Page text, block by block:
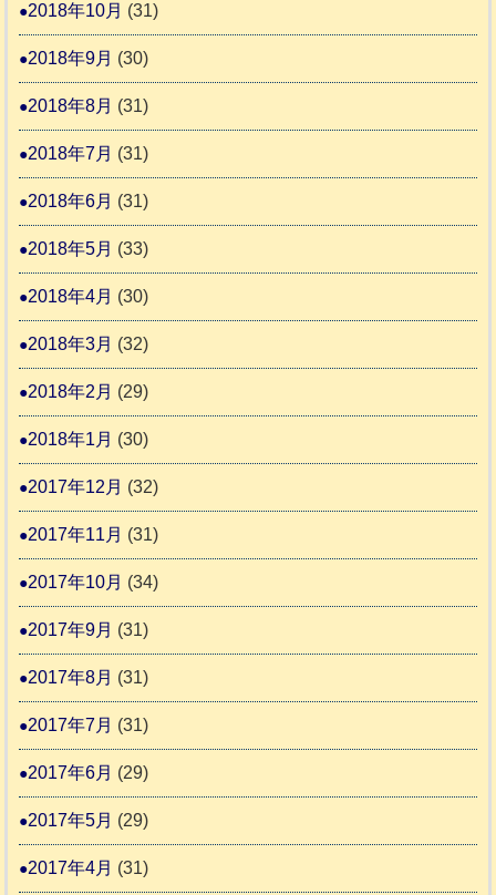
2018年10月 (31)
2018年9月 (30)
2018年8月 (31)
2018年7月 (31)
2018年6月 (31)
2018年5月 (33)
2018年4月 (30)
2018年3月 (32)
2018年2月 (29)
2018年1月 (30)
2017年12月 (32)
2017年11月 (31)
2017年10月 (34)
2017年9月 (31)
2017年8月 (31)
2017年7月 (31)
2017年6月 (29)
2017年5月 (29)
2017年4月 (31)